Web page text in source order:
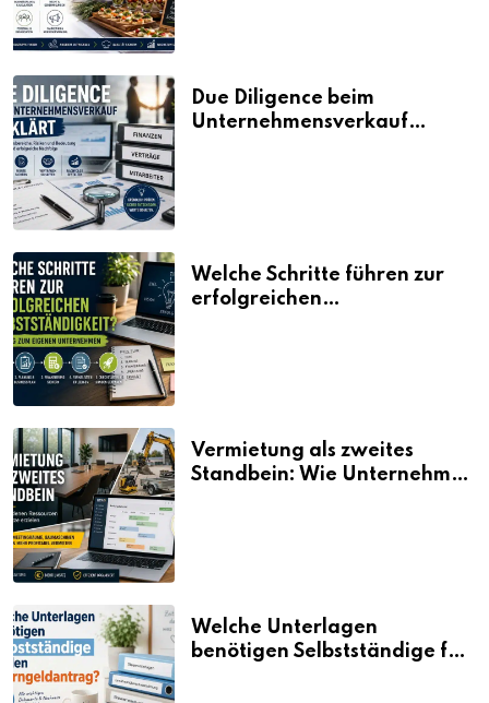
Due Diligence beim
Unternehmensverkauf
Welche Schritte führen zur
erfolgreichen
Vermietung als zweites
Standbein: Wie Unternehmen
Welche Unterlagen
benötigen Selbstständige für